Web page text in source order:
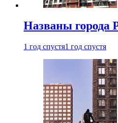
Названы города
1 год спустя1 год спустя